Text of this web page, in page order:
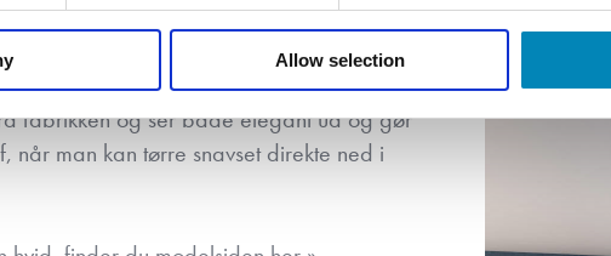
Allow selection
af arbejdsstationerne gør det muligt for flere
er en praktisk og vedligeholdelses fri
fabrikken og ser både elegant ud og gør
man kan tørre snavset direkte ned i